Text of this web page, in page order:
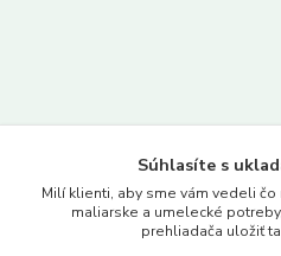
www.merkantil.sk
Súhlasíte s
Milí klienti, aby sme vám vedeli
maliarske a umelecké
prehliadača uložiť